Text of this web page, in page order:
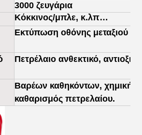
3000 ζευγάρια
Κόκκινος/μπλε, κ.λπ…
Εκτύπωση οθόνης μεταξιού ή
Πετρέλαιο ανθεκτικό,
Βαρέων καθηκόντων, χημική
καθαρισμός πετρελαίου.